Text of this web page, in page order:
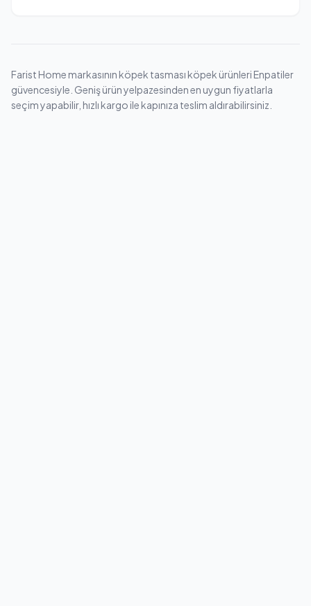
Farist Home markasının köpek tasması köpek ürünleri Enpatiler
güvencesiyle. Geniş ürün yelpazesinden en uygun fiyatlarla
seçim yapabilir, hızlı kargo ile kapınıza teslim aldırabilirsiniz.